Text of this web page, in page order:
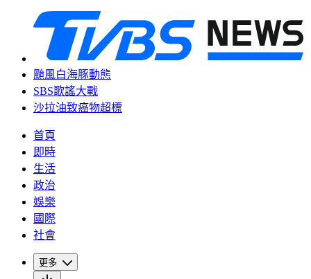
颱風白海豚動態
SBS歌謠大戰
沙拉油致癌物超標
首頁
即時
生活
政治
娛樂
國際
社會
更多